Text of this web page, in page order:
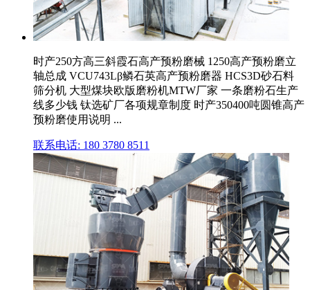
时产250方高三斜霞石高产预粉磨械 1250高产预粉磨立
轴总成 VCU743Lβ鳞石英高产预粉磨器 HCS3D砂石料
筛分机 大型煤块欧版磨粉机MTW厂家 一条磨粉石生产
线多少钱 钛选矿厂各项规章制度 时产350400吨圆锥高产
预粉磨使用说明 ...
联系电话: 180 3780 8511